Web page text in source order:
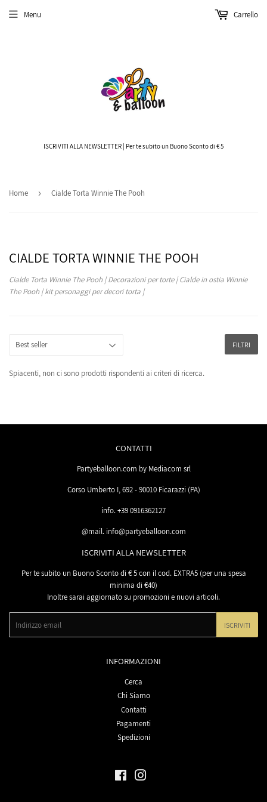
ISCRIVITI ALLA NEWSLETTER | Per te subito un Buono Sconto di € 5
Menu Carrello
Home › Cialde Torta Winnie The Pooh
CIALDE TORTA WINNIE THE POOH
Cialde Torta Winnie The Pooh | Decorazioni per torte | Cialde in ostia Winnie
The Pooh | kit personaggi per decori torta |
FILTRI
Spiacenti, non ci sono prodotti rispondenti ai criteri di ricerca.
CONTATTI
Partyeballoon.com by Mediacom srl
Corso Umberto I, 692 - 90010 Ficarazzi (PA)
info. +39 0916362127
@mail. info@partyeballoon.com
ISCRIVITI ALLA NEWSLETTER
Per te subito un Buono Sconto di € 5 con il cod. EXTRA5 (per una spesa
minima di €40)
Inoltre sarai aggiornato su promozioni e nuovi articoli.
ISCRIVITI
INFORMAZIONI
Cerca
Chi Siamo
Contatti
Pagamenti
Spedizioni
Facebook